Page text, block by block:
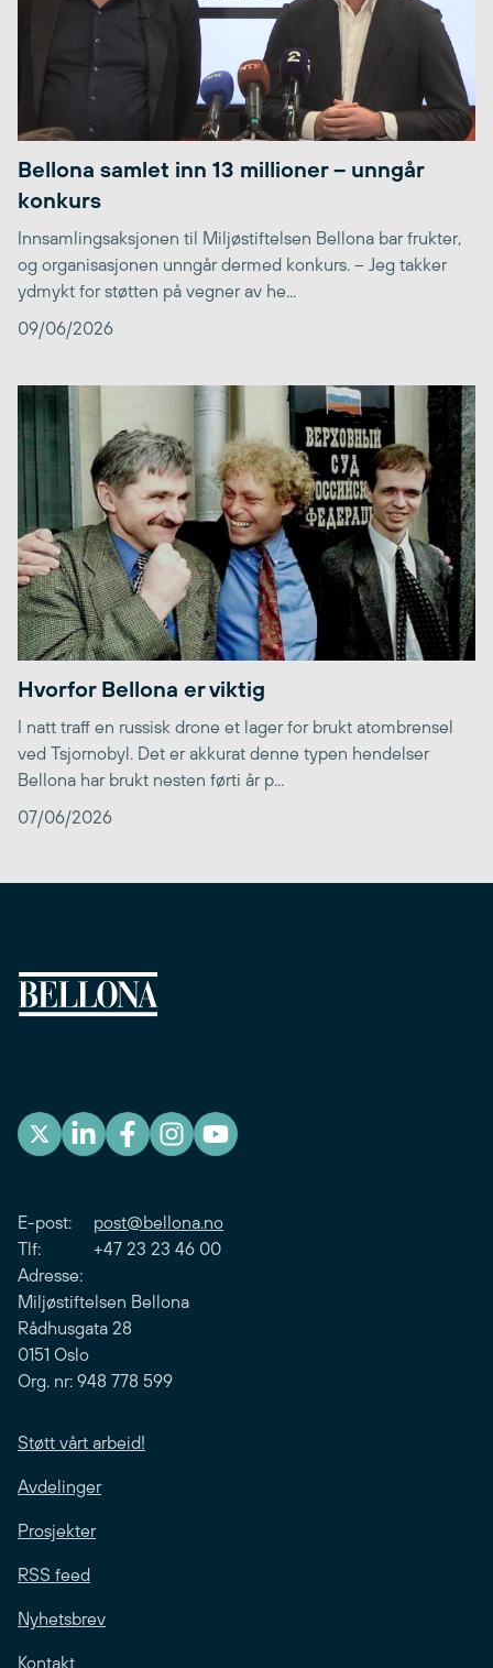
Bellona samlet inn 13 millioner – unngår
konkurs
Innsamlingsaksjonen til Miljøstiftelsen Bellona bar frukter,
og organisasjonen unngår dermed konkurs. – Jeg takker
ydmykt for støtten på vegner av he...
09/06/2026
Hvorfor Bellona er viktig
I natt traff en russisk drone et lager for brukt atombrensel
ved Tsjornobyl. Det er akkurat denne typen hendelser
Bellona har brukt nesten førti år p...
07/06/2026
E-post: post@bellona.no
Tlf: +47 23 23 46 00
Adresse:
Miljøstiftelsen Bellona
Rådhusgata 28
0151 Oslo
Org. nr: 948 778 599
Støtt vårt arbeid!
Avdelinger
Prosjekter
RSS feed
Nyhetsbrev
Kontakt